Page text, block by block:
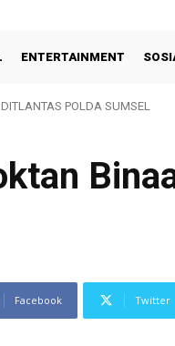
ENTERTAINMENT
POLDA SUMSEL
Facebook Twitter